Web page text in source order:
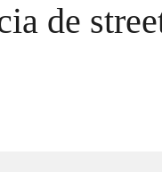
de